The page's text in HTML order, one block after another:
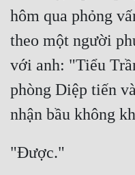
hôm qua phỏng
theo một người
với anh: "Tiểu
phòng Diệp tiến